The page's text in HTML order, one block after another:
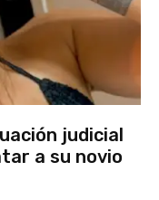
judicial
a su novio